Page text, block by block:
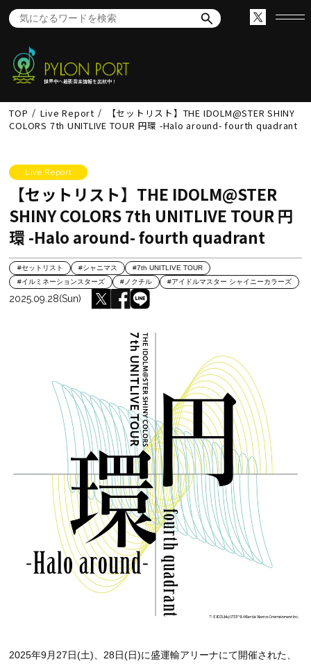
世界中へ最新音楽情報を出航中！
TOP Live Report
【セットリスト】THE IDOLM@STER SHINY
COLORS 7th UNITLIVE TOUR 円環 -Halo around- fourth quadrant
Live Report
【セットリスト】THE IDOLM@STER
SHINY COLORS 7th UNITLIVE TOUR 円
環 -Halo around- fourth quadrant
#セットリスト #シャニマス
#7th UNITLIVE TOUR
#イルミネーションスターズ
#ノクチル #アイドルマスター シャイニーカラーズ
2025.09.28(Sun)
2025年9月27日(土)、28日(日)に盛運輸アリーナにて開催された、